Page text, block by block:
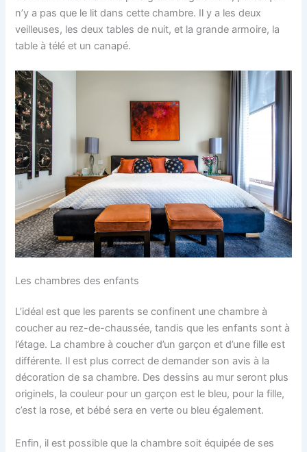
n’y a pas que le lit dans cette chambre. Il y a les deux
veilleuses, les deux tables de nuit, et la grande armoire, la
table à télé et un canapé.
Les chambres des enfants
L’idéal est que les parents se confinent une chambre à
coucher au rez-de-chaussée, tandis que les enfants sont à
l’étage. La chambre à coucher d’un garçon et d’une fille est
différente. Il est plus correct de demander son avis à la
décoration de sa chambre. Des dessins au mur seront plus
originels, la couleur pour un garçon est le bleu, pour la fille,
c’est la rose, et bébé sera en verte ou bleu également.
Enfin, il est possible que la chambre soit équipée de ses